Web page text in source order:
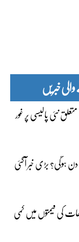
خبریں
نئی پالیسی پر غور
ہوگی؟ بڑی خبر آگئی
کی قیمتوں میں کمی